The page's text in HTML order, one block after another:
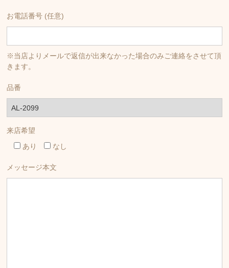
お電話番号 (任意)
※当店よりメールで返信が出来なかった場合のみご連絡をさせて頂
きます。
品番
来店希望
あり
なし
メッセージ本文